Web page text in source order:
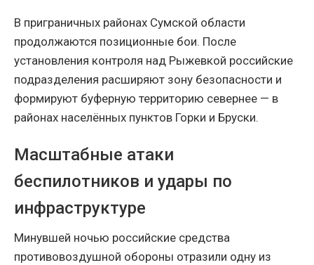
В приграничных районах Сумской области
продолжаются позиционные бои. После
установления контроля над Рыжевкой российские
подразделения расширяют зону безопасности и
формируют буферную территорию севернее — в
районах населённых пунктов Горки и Бруски.
Масштабные атаки
беспилотников и удары по
инфраструктуре
Минувшей ночью российские средства
противовоздушной обороны отразили одну из